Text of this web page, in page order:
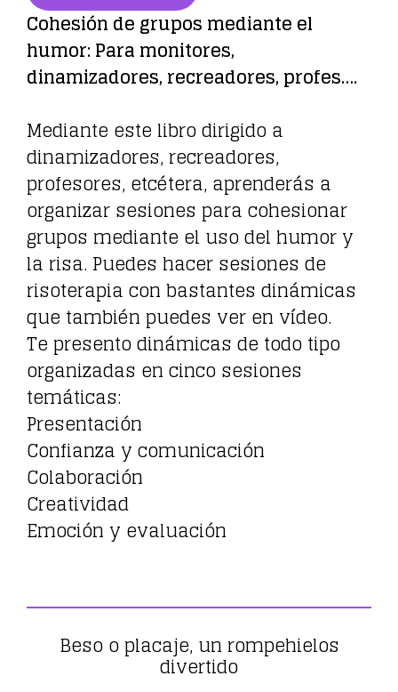
Cohesión de grupos mediante el
humor: Para monitores,
dinamizadores, recreadores, profes….
Mediante este libro dirigido a
dinamizadores, recreadores,
profesores, etcétera, aprenderás a
organizar sesiones para cohesionar
grupos mediante el uso del humor y
la risa. Puedes hacer sesiones de
risoterapia con bastantes dinámicas
que también puedes ver en vídeo.
Te presento dinámicas de todo tipo
organizadas en cinco sesiones
temáticas:
Presentación
Confianza y comunicación
Colaboración
Creatividad
Emoción y evaluación
Beso o placaje, un rompehielos
divertido